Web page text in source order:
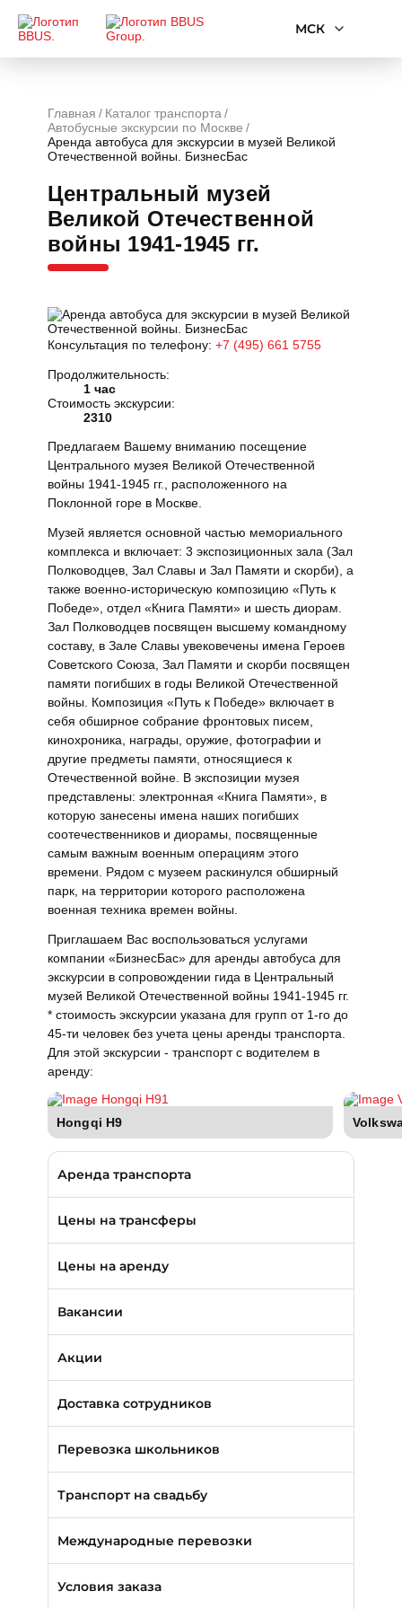
МСК
Главная
Каталог транспорта
Автобусные экскурсии по Москве
Аренда автобуса для экскурсии в музей Великой
Отечественной войны. БизнесБас
Центральный музей
Великой Отечественной
войны 1941-1945 гг.
Консультация по телефону: +7 (495) 661 5755
Продолжительность:
1 час
Стоимость экскурсии:
2310
Предлагаем Вашему вниманию посещение
Центрального музея Великой Отечественной
войны 1941-1945 гг., расположенного на
Поклонной горе в Москве.
Музей является основной частью мемориального
комплекса и включает: 3 экспозиционных зала (Зал
Полководцев, Зал Славы и Зал Памяти и скорби), а
также военно-историческую композицию «Путь к
Победе», отдел «Книга Памяти» и шесть диорам.
Зал Полководцев посвящен высшему командному
составу, в Зале Славы увековечены имена Героев
Советского Союза, Зал Памяти и скорби посвящен
памяти погибших в годы Великой Отечественной
войны. Композиция «Путь к Победе» включает в
себя обширное собрание фронтовых писем,
кинохроника, награды, оружие, фотографии и
другие предметы памяти, относящиеся к
Отечественной войне. В экспозиции музея
представлены: электронная «Книга Памяти», в
которую занесены имена наших погибших
соотечественников и диорамы, посвященные
самым важным военным операциям этого
времени. Рядом с музеем раскинулся обширный
парк, на территории которого расположена
военная техника времен войны.
Приглашаем Вас воспользоваться услугами
компании «БизнесБас» для аренды автобуса для
экскурсии в сопровождении гида в Центральный
музей Великой Отечественной войны 1941-1945 гг.
* стоимость экскурсии указана для групп от 1-го до
45-ти человек без учета цены аренды транспорта.
Для этой экскурсии - транспорт с водителем в
аренду:
Hongqi H9
Аренда транспорта
Автобусы (от 39 до 57 мест)
Микроавтобусы (от 9 до 19 мест)
Минивэны (от 5 до 7 мест)
Легковые а/м (от 3 до 4 мест)
Цены на трансферы
Цены на аренду
Вакансии
Вакансии в Москве
Вакансии в Санкт-Петербурге
Акции
Доставка сотрудников
Автобусами и микроавтобусами
Легковыми авто и минивэнами
Перевозка школьников
Транспорт на свадьбу
Автобусы
Микроавтобусы
Международные перевозки
Условия заказа